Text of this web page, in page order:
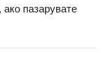
пазарувате